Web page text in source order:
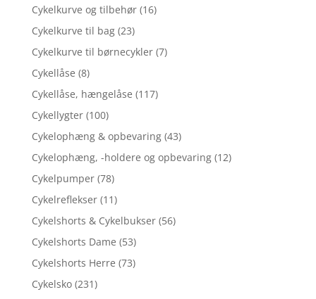
Cykelkurve og tilbehør (16)
Cykelkurve til bag (23)
Cykelkurve til børnecykler (7)
Cykellåse (8)
Cykellåse, hængelåse (117)
Cykellygter (100)
Cykelophæng & opbevaring (43)
Cykelophæng, -holdere og opbevaring (12)
Cykelpumper (78)
Cykelreflekser (11)
Cykelshorts & Cykelbukser (56)
Cykelshorts Dame (53)
Cykelshorts Herre (73)
Cykelsko (231)